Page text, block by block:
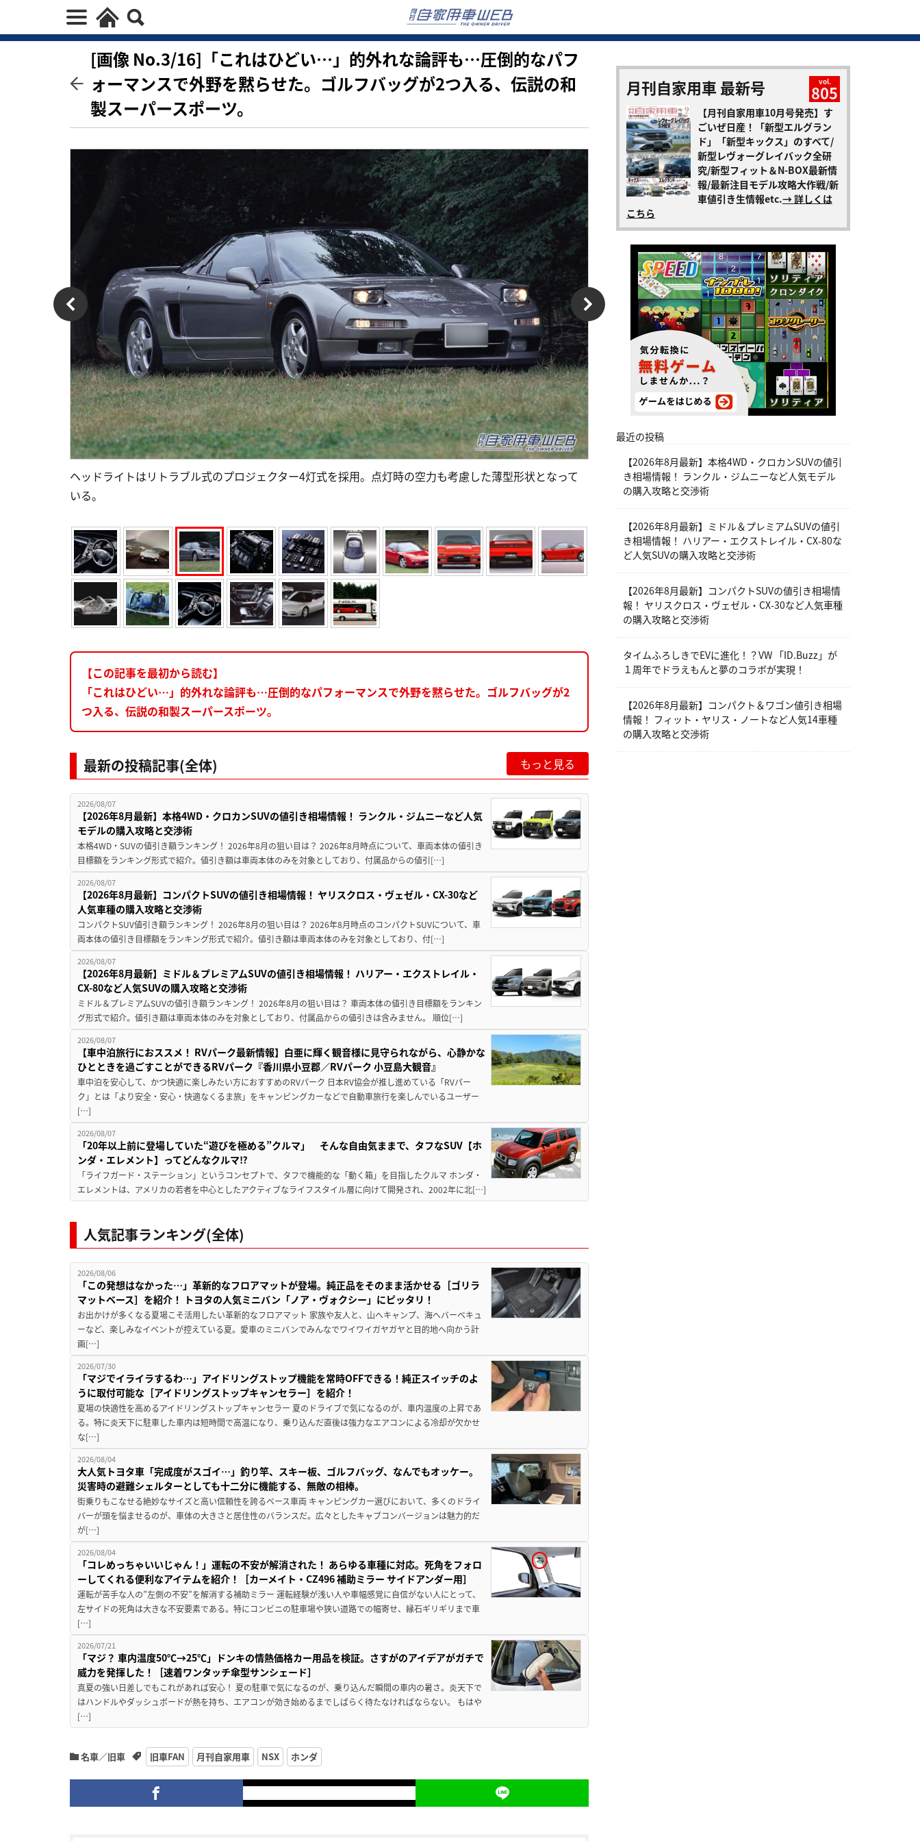
[画像 No.3/16]「これはひどい…」的外れな論評も…圧倒的なパフ
ォーマンスで外野を黙らせた。ゴルフバッグが2つ入る、伝説の和
製スーパースポーツ。
ヘッドライトはリトラブル式のプロジェクター4灯式を採用。点灯時の空力も考慮した薄型形状となって
いる。
【この記事を最初から読む】
「これはひどい…」的外れな論評も…圧倒的なパフォーマンスで外野を黙らせた。ゴルフバッグが2
つ入る、伝説の和製スーパースポーツ。
最新の投稿記事(全体) もっと見る
2026/08/07
【2026年8月最新】本格4WD・クロカンSUVの値引き相場情報！ ランクル・ジムニーなど人気
モデルの購入攻略と交渉術
本格4WD・SUVの値引き額ランキング！ 2026年8月の狙い目は？ 2026年8月時点について、車両本体の値引き
目標額をランキング形式で紹介。値引き額は車両本体のみを対象としており、付属品からの値引[…]
2026/08/07
【2026年8月最新】コンパクトSUVの値引き相場情報！ ヤリスクロス・ヴェゼル・CX-30など
人気車種の購入攻略と交渉術
コンパクトSUV値引き額ランキング！ 2026年8月の狙い目は？ 2026年8月時点のコンパクトSUVについて、車
両本体の値引き目標額をランキング形式で紹介。値引き額は車両本体のみを対象としており、付[…]
2026/08/07
【2026年8月最新】ミドル＆プレミアムSUVの値引き相場情報！ ハリアー・エクストレイル・
CX-80など人気SUVの購入攻略と交渉術
ミドル＆プレミアムSUVの値引き額ランキング！ 2026年8月の狙い目は？ 車両本体の値引き目標額をランキン
グ形式で紹介。値引き額は車両本体のみを対象としており、付属品からの値引きは含みません。 順位[…]
2026/08/07
【車中泊旅行におススメ！ RVパーク最新情報】白亜に輝く観音様に見守られながら、心静かな
ひとときを過ごすことができるRVパーク『香川県小豆郡／RVパーク 小豆島大観音』
車中泊を安心して、かつ快適に楽しみたい方におすすめのRVパーク 日本RV協会が推し進めている「RVパー
ク」とは「より安全・安心・快適なくるま旅」をキャンピングカーなどで自動車旅行を楽しんでいるユーザー
[…]
2026/08/07
「20年以上前に登場していた“遊びを極める”クルマ」 そんな自由気ままで、タフなSUV【ホ
ンダ・エレメント】ってどんなクルマ⁉︎
「ライフガード・ステーション」というコンセプトで、タフで機能的な「動く箱」を目指したクルマ ホンダ・
エレメントは、アメリカの若者を中心としたアクティブなライフスタイル層に向けて開発され、2002年に北[…]
人気記事ランキング(全体)
2026/08/06
「この発想はなかった…」革新的なフロアマットが登場。純正品をそのまま活かせる［ゴリラ
マットベース］を紹介！ トヨタの人気ミニバン「ノア・ヴォクシー」にピッタリ！
お出かけが多くなる夏場こそ活用したい革新的なフロアマット 家族や友人と、山へキャンプ、海へバーベキュ
ーなど、楽しみなイベントが控えている夏。愛車のミニバンでみんなでワイワイガヤガヤと目的地へ向かう計
画[…]
2026/07/30
「マジでイライラするわ…」アイドリングストップ機能を常時OFFできる！純正スイッチのよ
うに取付可能な［アイドリングストップキャンセラー］を紹介！
夏場の快適性を高めるアイドリングストップキャンセラー 夏のドライブで気になるのが、車内温度の上昇であ
る。特に炎天下に駐車した車内は短時間で高温になり、乗り込んだ直後は強力なエアコンによる冷却が欠かせ
な[…]
2026/08/04
大人気トヨタ車「完成度がスゴイ…」釣り竿、スキー板、ゴルフバッグ、なんでもオッケー。
災害時の避難シェルターとしても十二分に機能する、無敵の相棒。
街乗りもこなせる絶妙なサイズと高い信頼性を誇るベース車両 キャンピングカー選びにおいて、多くのドライ
バーが頭を悩ませるのが、車体の大きさと居住性のバランスだ。広々としたキャブコンバージョンは魅力的だ
が[…]
2026/08/04
「コレめっちゃいいじゃん！」運転の不安が解消された！ あらゆる車種に対応。死角をフォロ
ーしてくれる便利なアイテムを紹介！［カーメイト・CZ496 補助ミラー サイドアンダー用］
運転が苦手な人の”左側の不安”を解消する補助ミラー 運転経験が浅い人や車幅感覚に自信がない人にとって、
左サイドの死角は大きな不安要素である。特にコンビニの駐車場や狭い道路での幅寄せ、縁石ギリギリまで車
[…]
2026/07/21
「マジ？ 車内温度50℃→25℃」ドンキの情熱価格カー用品を検証。さすがのアイデアがガチで
威力を発揮した！［速着ワンタッチ傘型サンシェード］
真夏の強い日差しでもこれがあれば安心！ 夏の駐車で気になるのが、乗り込んだ瞬間の車内の暑さ。炎天下で
はハンドルやダッシュボードが熱を持ち、エアコンが効き始めるまでしばらく待たなければならない。 もはや
[…]
名車／旧車 旧車FAN 月刊自家用車 NSX ホンダ
月刊自家用車 最新号 vol.
805
【月刊自家用車10月号発売】す
ごいぜ日産！「新型エルグラン
ド」「新型キックス」のすべて/
新型レヴォーグレイバック全研
究/新型フィット＆N-BOX最新情
報/最新注目モデル攻略大作戦/新
車値引き生情報etc.→ 詳しくは
こちら
最近の投稿
【2026年8月最新】本格4WD・クロカンSUVの値引
き相場情報！ ランクル・ジムニーなど人気モデル
の購入攻略と交渉術
【2026年8月最新】ミドル＆プレミアムSUVの値引
き相場情報！ ハリアー・エクストレイル・CX-80な
ど人気SUVの購入攻略と交渉術
【2026年8月最新】コンパクトSUVの値引き相場情
報！ ヤリスクロス・ヴェゼル・CX-30など人気車種
の購入攻略と交渉術
タイムふろしきでEVに進化！？VW 「ID.Buzz」が
１周年でドラえもんと夢のコラボが実現！
【2026年8月最新】コンパクト＆ワゴン値引き相場
情報！ フィット・ヤリス・ノートなど人気14車種
の購入攻略と交渉術